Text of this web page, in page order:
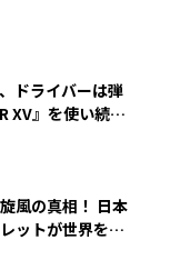
ドライバーは弾
XV』を使い続け
風の真相！ 日本
ットが世界を席